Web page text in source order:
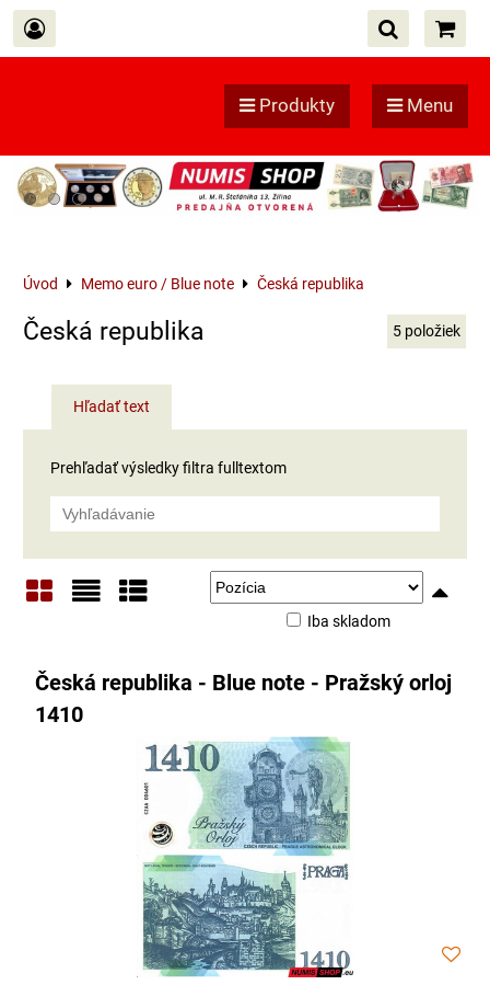
Produkty Menu
Úvod Memo euro / Blue note Česká republika
Česká republika 5 položiek
Hľadať text
Prehľadať výsledky filtra fulltextom
Iba skladom
Česká republika - Blue note - Pražský orloj
1410